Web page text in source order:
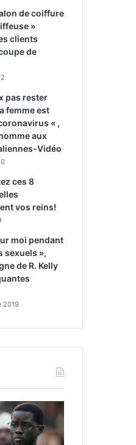
de coiffure
»
clients
de
pas rester
femme est
« ,
aux
Vidéo
ces 8
vos reins!
moi pendant
sexuels »,
de R. Kelly
2019